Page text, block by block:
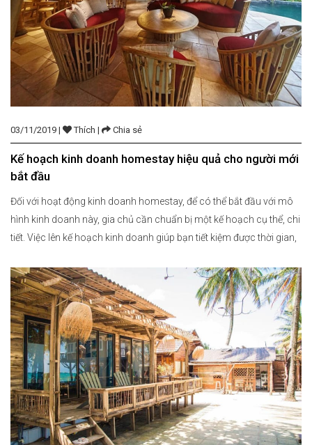
03/11/2019 | Thích | Chia sẻ
Kế hoạch kinh doanh homestay hiệu quả cho người mới
bắt đầu
Đối với hoạt động kinh doanh homestay, để có thể bắt đầu với mô
hình kinh doanh này, gia chủ cần chuẩn bị một kế hoạch cụ thể, chi
tiết. Việc lên kế hoạch kinh doanh giúp bạn tiết kiệm được thời gian,